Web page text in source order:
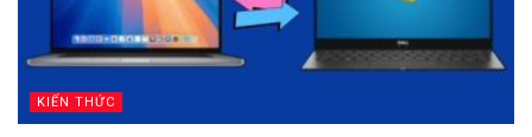
KIẾN THỨC